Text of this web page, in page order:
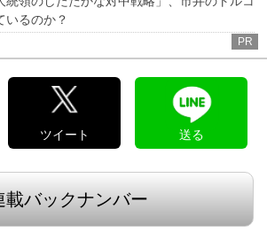
いるのか？
PR
ツイート 送る
載バックナンバー